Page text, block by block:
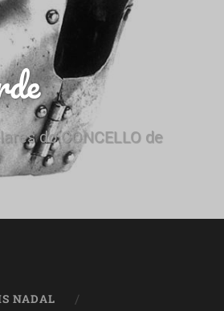
do CONCELLO de
NADAL